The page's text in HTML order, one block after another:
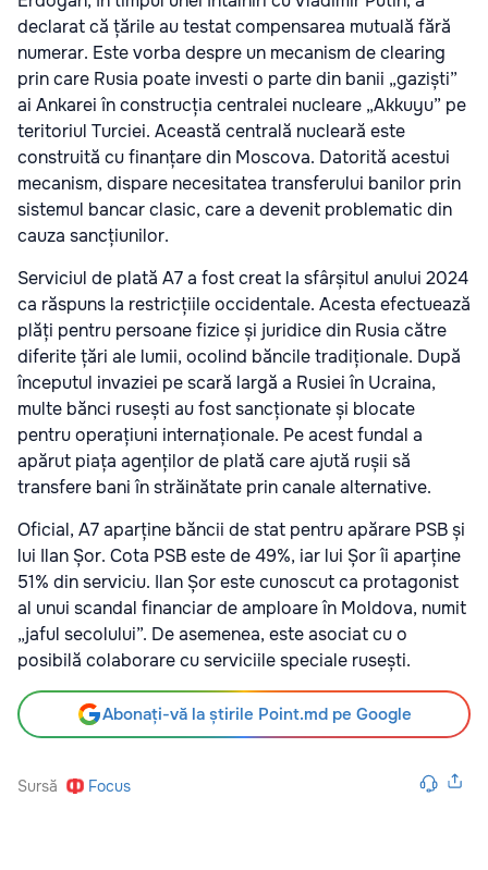
declarat că țările au testat compensarea mutuală fără
numerar. Este vorba despre un mecanism de clearing
prin care Rusia poate investi o parte din banii „gaziști”
ai Ankarei în construcția centralei nucleare „Akkuyu” pe
teritoriul Turciei. Această centrală nucleară este
construită cu finanțare din Moscova. Datorită acestui
mecanism, dispare necesitatea transferului banilor prin
sistemul bancar clasic, care a devenit problematic din
cauza sancțiunilor.
Serviciul de plată A7 a fost creat la sfârșitul anului 2024
ca răspuns la restricțiile occidentale. Acesta efectuează
plăți pentru persoane fizice și juridice din Rusia către
diferite țări ale lumii, ocolind băncile tradiționale. După
începutul invaziei pe scară largă a Rusiei în Ucraina,
multe bănci rusești au fost sancționate și blocate
pentru operațiuni internaționale. Pe acest fundal a
apărut piața agenților de plată care ajută rușii să
transfere bani în străinătate prin canale alternative.
Oficial, A7 aparține băncii de stat pentru apărare PSB și
lui Ilan Șor. Cota PSB este de 49%, iar lui Șor îi aparține
51% din serviciu. Ilan Șor este cunoscut ca protagonist
al unui scandal financiar de amploare în Moldova, numit
„jaful secolului”. De asemenea, este asociat cu o
posibilă colaborare cu serviciile speciale rusești.
Abonați-vă la știrile Point.md pe Google
Sursă Focus